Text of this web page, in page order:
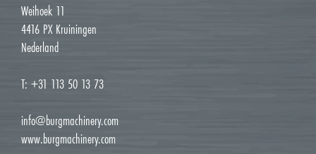
Weihoek 11
4416 PX Kruiningen
Nederland
T: +31 113 50 13 73
info@burgmachinery.com
www.burgmachinery.com